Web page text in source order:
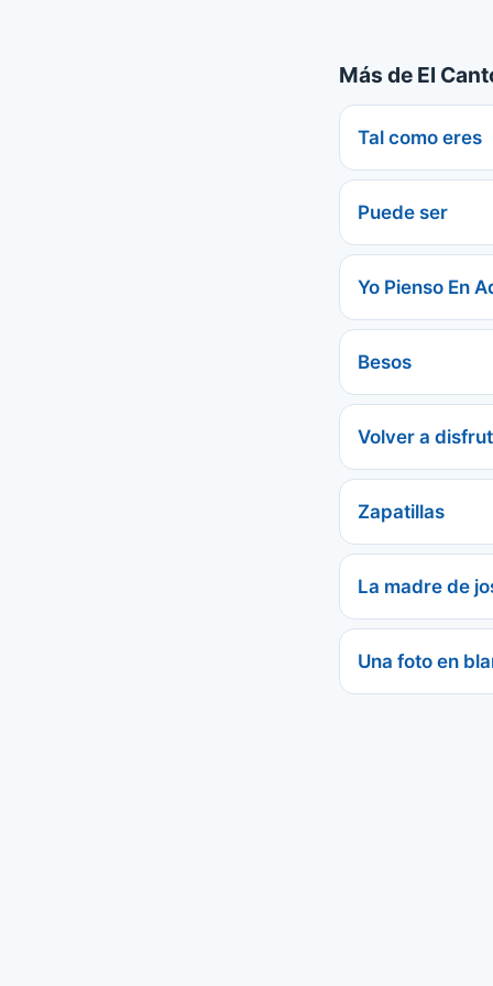
Más de El
Tal como eres
Puede ser
Yo Pienso En
Besos
Volver a
Zapatillas
La madre de
Una foto en